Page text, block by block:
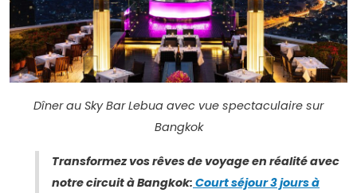
Dîner au Sky Bar Lebua avec vue spectaculaire sur
Bangkok
Transformez vos rêves de voyage en réalité avec
notre circuit à Bangkok: Court séjour 3 jours à